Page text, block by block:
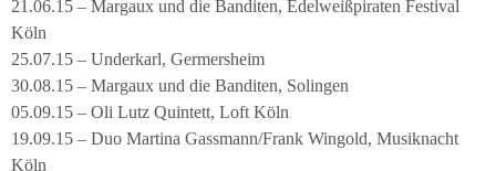
21.06.15 – Margaux und die Banditen, Edelweißpiraten Festival
Köln
25.07.15 – Underkarl, Germersheim
30.08.15 – Margaux und die Banditen, Solingen
05.09.15 – Oli Lutz Quintett, Loft Köln
19.09.15 – Duo Martina Gassmann/Frank Wingold, Musiknacht
Köln